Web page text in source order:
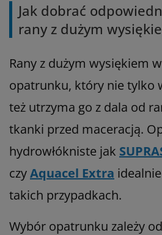
Jak dobrać
rany z dużym
Rany z dużym wysiękiem
opatrunku, który nie tylko
też utrzyma go z dala od
tkanki przed maceracją.
hydrowłókniste jak
czyAquacel Extra
takich przypadkach.
Wybór opatrunku zależy